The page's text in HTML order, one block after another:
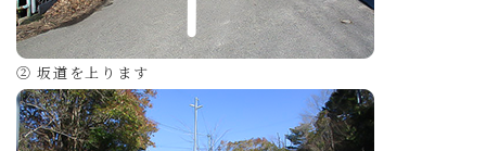
② 坂道を上ります